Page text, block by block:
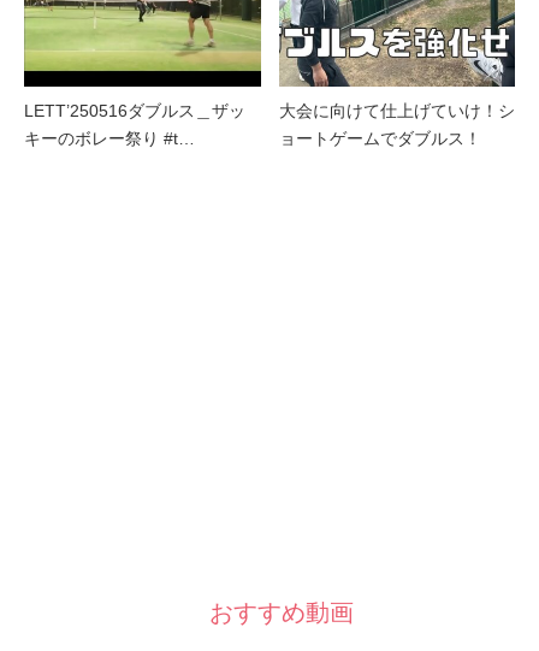
LETT’250516ダブルス＿ザッ
キーのボレー祭り #t…
大会に向けて仕上げていけ！シ
ョートゲームでダブルス！
おすすめ動画